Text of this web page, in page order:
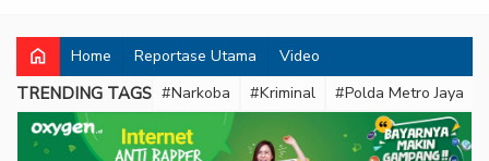
home Home Reportase Utama Video
TRENDING TAGS #Narkoba #Kriminal #Polda Metro Jaya